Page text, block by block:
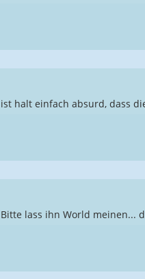
ist halt einfach absurd, dass
Bitte lass ihn World meinen...